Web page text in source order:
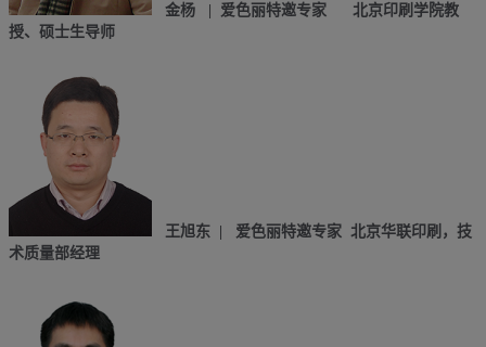
金杨 | 爱色丽特邀专家 北京印刷学院教
授、硕士生导师
王旭东 | 爱色丽特邀专家 北京华联印刷，技
术质量部经理